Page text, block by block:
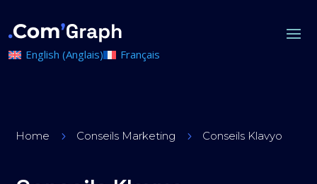
English (Anglais) Français
Home 5 Conseils Marketing 5 Conseils Klavyo